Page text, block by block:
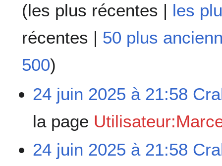
(les plus récentes | les
récentes | 50 plus
500)
24 juin 2025 à 21:58
la page
24 juin 2025 à 21:58